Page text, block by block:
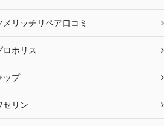
メリッチリペア口コミ
ロポリス
ップ
セリン